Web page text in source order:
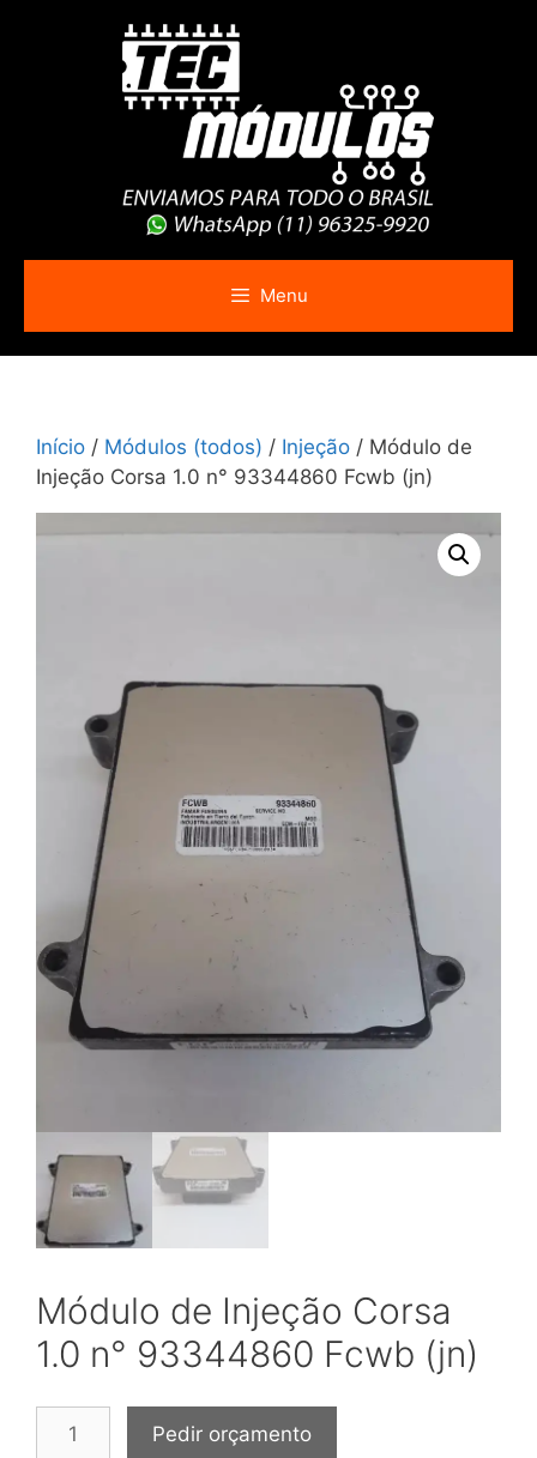
Menu
Início / Módulos (todos) / Injeção / Módulo de
Injeção Corsa 1.0 n° 93344860 Fcwb (jn)
Módulo de Injeção Corsa
1.0 n° 93344860 Fcwb (jn)
Pedir orçamento